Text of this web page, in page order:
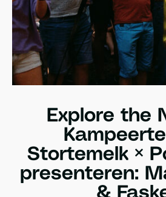
Explore the
Stortemelk ×
presenteren:
&